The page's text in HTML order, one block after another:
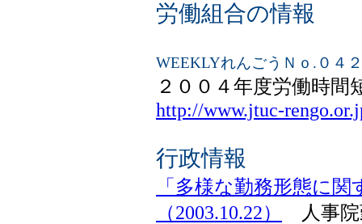
労働組合の情報
WEEKLYれんごうＮｏ.０４
２００４年度労働時
http://www.jtuc-
行政情報
「多様な勤務形態に
（2003.10.22）
人事院